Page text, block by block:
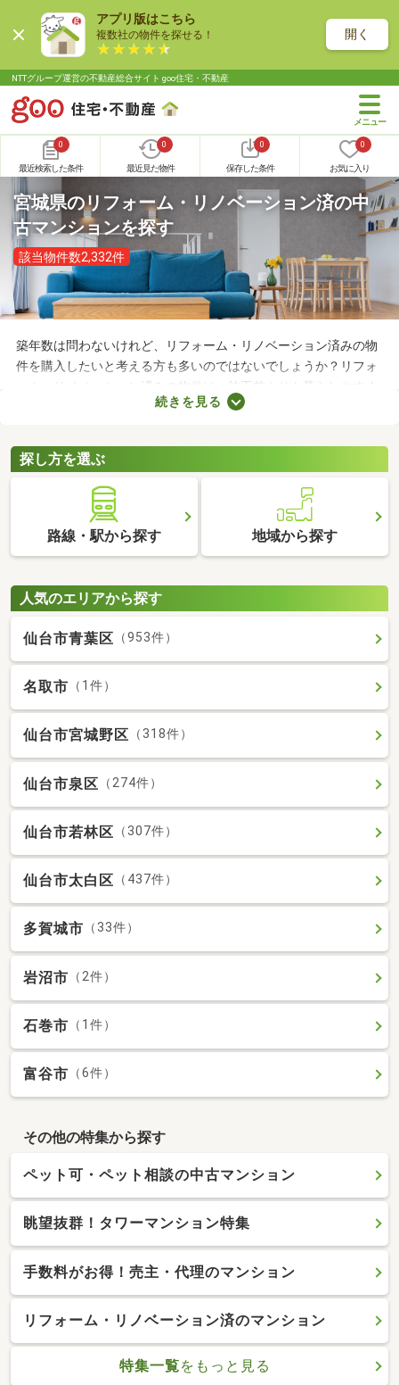
アプリ版はこちら
複数社の物件を探せる！ 開く
NTTグループ運営の不動産総合サイト goo住宅・不動産
0
最近検索した条件
0
最近見た物件
0
保存した条件
0
お気に入り
宮城県のリフォーム・リノベーション済の中
古マンションを探す
該当物件数2,332件
築年数は問わないけれど、リフォーム・リノベーション済みの物
件を購入したいと考える方も多いのではないでしょうか？リフォ
ーム・リノベーション済みの物件は、施工前よりも暮らしやすく
なっていることがポイント。住みやすさを感じられる最良の物件
済みの中古マンションを紹介しますので、ぜひチェックしてみて
くださいね。
続きを見る
探し方を選ぶ
路線・駅から探す 地域から探す
人気のエリアから探す
仙台市青葉区 （953件）
名取市 （1件）
仙台市宮城野区 （318件）
仙台市泉区 （274件）
仙台市若林区 （307件）
仙台市太白区 （437件）
多賀城市 （33件）
岩沼市 （2件）
石巻市 （1件）
富谷市 （6件）
その他の特集から探す
ペット可・ペット相談の中古マンション
眺望抜群！タワーマンション特集
手数料がお得！売主・代理のマンション
リフォーム・リノベーション済のマンション
特集一覧をもっと見る